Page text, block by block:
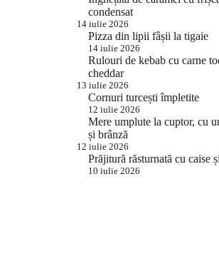
condensat
14 iulie 2026
Pizza din lipii fâșii la tigaie
14 iulie 2026
Rulouri de kebab cu carne
cheddar
13 iulie 2026
Cornuri turcești împletite
12 iulie 2026
Mere umplute la cuptor, cu
și brânză
12 iulie 2026
Prăjitură răsturnată cu caise
10 iulie 2026